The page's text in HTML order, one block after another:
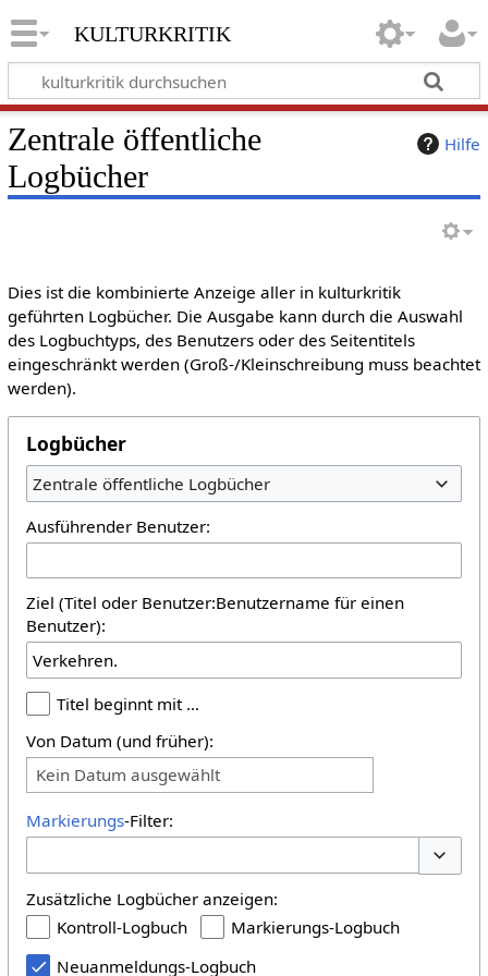
kulturkritik
Hilfe
Zentrale öffentliche
Logbücher
Dies ist die kombinierte Anzeige aller in kulturkritik
geführten Logbücher. Die Ausgabe kann durch die Auswahl
des Logbuchtyps, des Benutzers oder des Seitentitels
eingeschränkt werden (Groß-/Kleinschreibung muss beachtet
werden).
Logbücher
Zentrale öffentliche Logbücher
Ausführender Benutzer:
Ziel (Titel oder Benutzer:Benutzername für einen
Benutzer):
Titel beginnt mit …
Von Datum (und früher):
Kein Datum ausgewählt
Markierungs-Filter:
Zusätzliche Logbücher anzeigen:
Kontroll-Logbuch
Markierungs-Logbuch
Neuanmeldungs-Logbuch